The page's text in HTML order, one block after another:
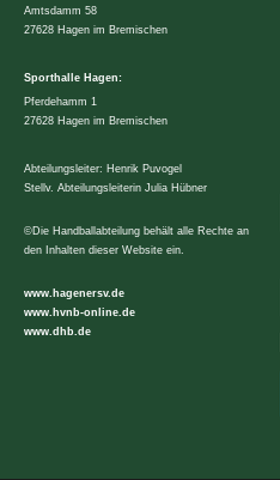
Amtsdamm 58
27628 Hagen im Bremischen
Sporthalle Hagen:
Pferdehamm 1
27628 Hagen im Bremischen
Abteilungsleiter: Henrik Puvogel
Stellv. Abteilungsleiterin Julia Hübner
©Die Handballabteilung behält alle Rechte an
den Inhalten dieser Website ein.
www.hagenersv.de
www.hvnb-online.de
www.dhb.de